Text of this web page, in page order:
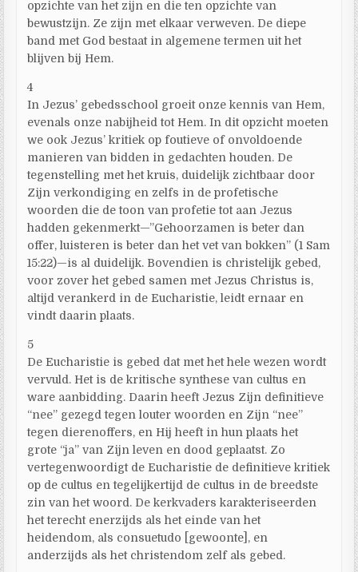
opzichte van het zijn en die ten opzichte van
bewustzijn. Ze zijn met elkaar verweven. De diepe
band met God bestaat in algemene termen uit het
blijven bij Hem.
4
In Jezus’ gebedsschool groeit onze kennis van Hem,
evenals onze nabijheid tot Hem. In dit opzicht moeten
we ook Jezus’ kritiek op foutieve of onvoldoende
manieren van bidden in gedachten houden. De
tegenstelling met het kruis, duidelijk zichtbaar door
Zijn verkondiging en zelfs in de profetische
woorden die de toon van profetie tot aan Jezus
hadden gekenmerkt—”Gehoorzamen is beter dan
offer, luisteren is beter dan het vet van bokken” (1 Sam
15:22)—is al duidelijk. Bovendien is christelijk gebed,
voor zover het gebed samen met Jezus Christus is,
altijd verankerd in de Eucharistie, leidt ernaar en
vindt daarin plaats.
5
De Eucharistie is gebed dat met het hele wezen wordt
vervuld. Het is de kritische synthese van cultus en
ware aanbidding. Daarin heeft Jezus Zijn definitieve
“nee” gezegd tegen louter woorden en Zijn “nee”
tegen dierenoffers, en Hij heeft in hun plaats het
grote “ja” van Zijn leven en dood geplaatst. Zo
vertegenwoordigt de Eucharistie de definitieve kritiek
op de cultus en tegelijkertijd de cultus in de breedste
zin van het woord. De kerkvaders karakteriseerden
het terecht enerzijds als het einde van het
heidendom, als consuetudo [gewoonte], en
anderzijds als het christendom zelf als gebed.